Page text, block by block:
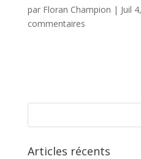
par Floran Champion | Juil
commentaires
Articles récents